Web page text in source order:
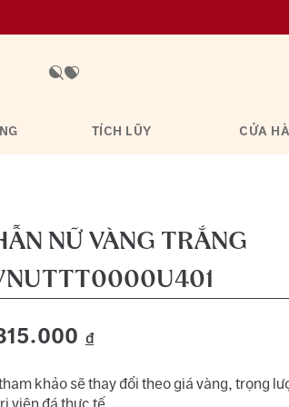
TÍCH LŨY CỬA
NỮ VÀNG TRẮNG
đ
khảo sẽ thay đổi theo giá vàng, trọng